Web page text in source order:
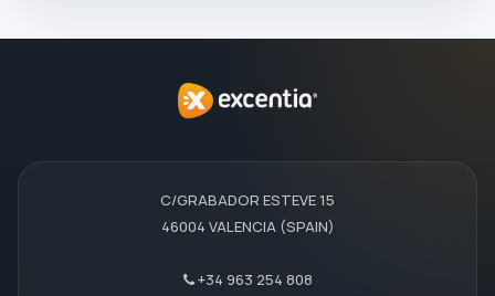
C/GRABADOR ESTEVE 15
46004 VALENCIA (SPAIN)
+34 963 254 808